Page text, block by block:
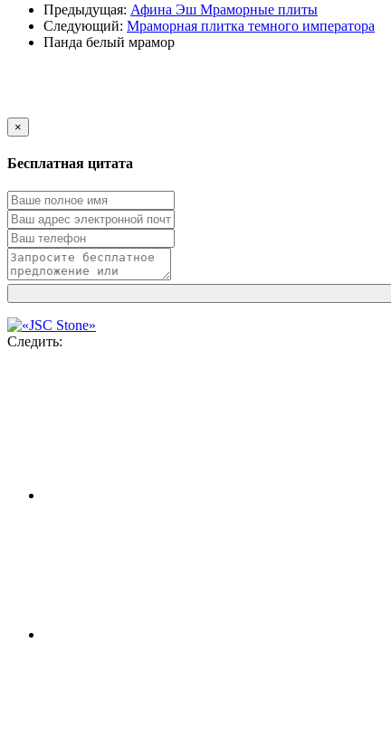
Предыдущая: Афина Эш Мраморные плиты
Следующий: Мраморная плитка темного императора
Панда белый мрамор
×
Бесплатная цитата
Следить: